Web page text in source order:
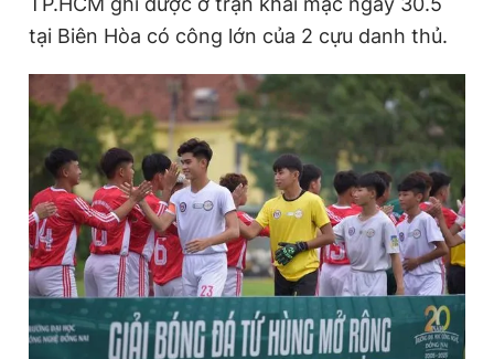
tại Biên Hòa có công lớn của 2 cựu danh thủ.